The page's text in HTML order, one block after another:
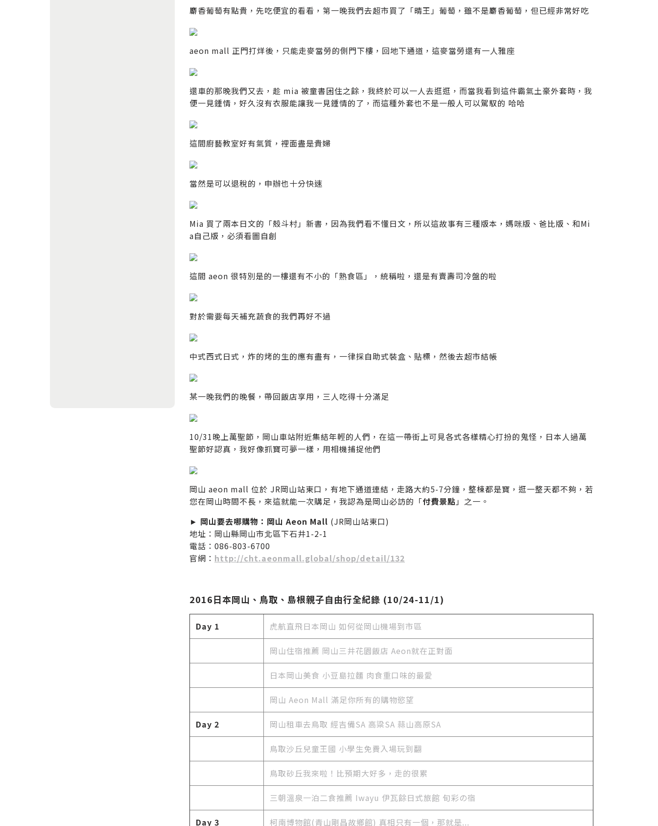
麝香葡萄有點貴，先吃便宜的看看，第一晚我們去超市買了「晴王」葡萄，雖不是麝香葡萄，但已經非常好吃
aeon mall 正門打烊後，只能走麥當勞的側門下樓，回地下通道，這麥當勞還有一人雅座
還車的那晚我們又去，趁 mia 被童書困住之餘，我終於可以一人去逛逛，而當我看到這件霸氣土豪外套時，我
便一見鍾情，好久沒有衣服能讓我一見鍾情的了，而這種外套也不是一般人可以駕馭的 哈哈
這間廚藝教室好有氣質，裡面盡是貴婦
當然是可以退稅的，申辦也十分快速
Mia 買了兩本日文的「殼斗村」新書，因為我們看不懂日文，所以這故事有三種版本，媽咪版、爸比版、和Mi
a自己版，必須看圖自創
這間 aeon 很特別是的一樓還有不小的「熟食區」，統稱啦，還是有賣壽司冷盤的啦
對於需要每天補充蔬食的我們再好不過
中式西式日式，炸的烤的生的應有盡有，一律採自助式裝盒、貼標，然後去超市結帳
某一晚我們的晚餐，帶回飯店享用，三人吃得十分滿足
10/31晚上萬聖節，岡山車站附近集結年輕的人們，在這一帶街上可見各式各樣精心打扮的鬼怪，日本人過萬
聖節好認真，我好像抓寶可夢一樣，用相機捕捉他們
岡山 aeon mall 位於 JR岡山站東口，有地下通道連結，走路大約5-7分鐘，整棟都是寶，逛一整天都不夠，若
您在岡山時間不長，來這就能一次購足，我認為是岡山必訪的「付費景點」之一。
► 岡山要去哪購物：岡山 Aeon Mall (JR岡山站東口)
地址：岡山縣岡山市北區下石井1-2-1
電話：086-803-6700
官網： http://cht.aeonmall.global/shop/detail/132
2016日本岡山、鳥取、島根親子自由行全紀錄 (10/24-11/1)
Day 1 虎航直飛日本岡山 如何從岡山機場到市區
岡山住宿推薦 岡山三井花園飯店 Aeon就在正對面
日本岡山美食 小豆島拉麵 肉食重口味的最愛
岡山 Aeon Mall 滿足你所有的購物慾望
Day 2 岡山租車去鳥取 經吉備SA 高粱SA 蒜山高原SA
鳥取沙丘兒童王國 小學生免費入場玩到翻
鳥取砂丘我來啦！比預期大好多，走的很累
三朝溫泉一泊二食推薦 Iwayu 伊瓦餘日式旅館 旬彩の宿
Day 3 柯南博物館(青山剛昌故鄉館) 真相只有一個，那就是...